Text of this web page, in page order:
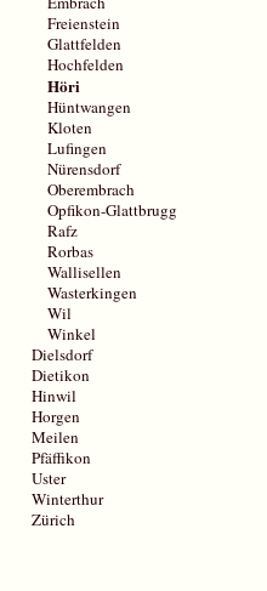
Freienstein
Glattfelden
Hochfelden
Höri
Hüntwangen
Kloten
Lufingen
Nürensdorf
Oberembrach
Opfikon-Glattbrugg
Rafz
Rorbas
Wallisellen
Wasterkingen
Wil
Winkel
Dielsdorf
Dietikon
Hinwil
Horgen
Meilen
Pfäffikon
Uster
Winterthur
Zürich